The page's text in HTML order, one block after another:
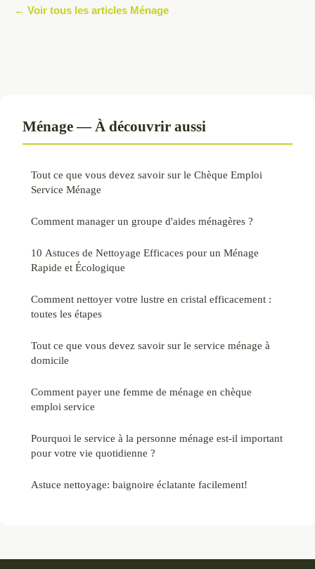
← Voir tous les articles Ménage
Ménage — À découvrir aussi
Tout ce que vous devez savoir sur le Chèque Emploi
Service Ménage
Comment manager un groupe d'aides ménagères ?
10 Astuces de Nettoyage Efficaces pour un Ménage
Rapide et Écologique
Comment nettoyer votre lustre en cristal efficacement :
toutes les étapes
Tout ce que vous devez savoir sur le service ménage à
domicile
Comment payer une femme de ménage en chèque
emploi service
Pourquoi le service à la personne ménage est-il important
pour votre vie quotidienne ?
Astuce nettoyage: baignoire éclatante facilement!